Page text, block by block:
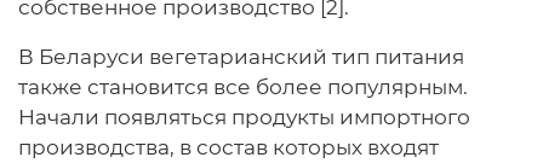
собственное производство [2].
В Беларуси вегетарианский тип питания
также становится все более популярным.
Начали появляться продукты импортного
производства, в состав которых входят